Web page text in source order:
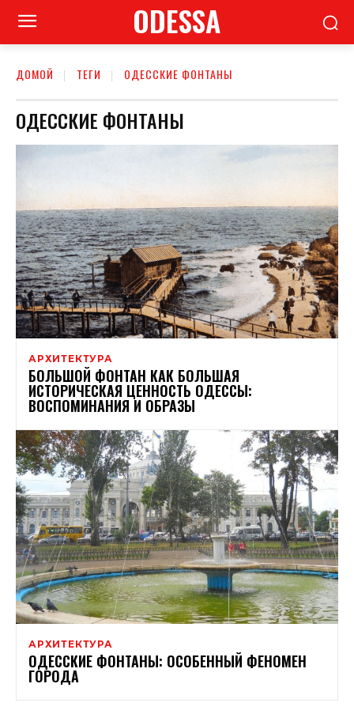
ODESSA
ДОМОЙ ТЕГИ ОДЕССКИЕ ФОНТАНЫ
ОДЕССКИЕ ФОНТАНЫ
АРХИТЕКТУРА
БОЛЬШОЙ ФОНТАН КАК БОЛЬШАЯ
ИСТОРИЧЕСКАЯ ЦЕННОСТЬ ОДЕССЫ:
ВОСПОМИНАНИЯ И ОБРАЗЫ
АРХИТЕКТУРА
ОДЕССКИЕ ФОНТАНЫ: ОСОБЕННЫЙ ФЕНОМЕН
ГОРОДА